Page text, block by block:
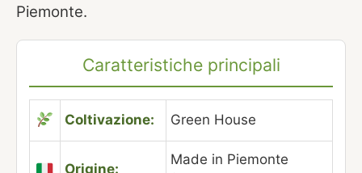
Piemonte.
Caratteristiche principali
Coltivazione: Green House
Origine:
Made in Piemonte